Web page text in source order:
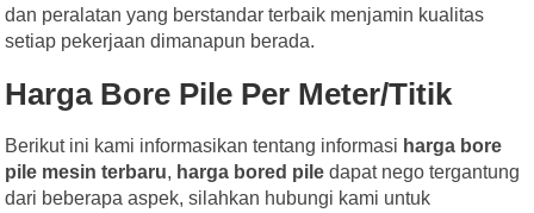
dan peralatan yang berstandar terbaik menjamin kualitas
setiap pekerjaan dimanapun berada.
Harga Bore Pile Per Meter/Titik
Berikut ini kami informasikan tentang informasi harga bore
pile mesin terbaru, harga bored pile dapat nego tergantung
dari beberapa aspek, silahkan hubungi kami untuk